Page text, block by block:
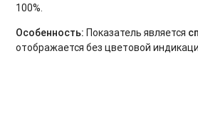
100%.
Особенность: Показатель является
отображается без цветовой